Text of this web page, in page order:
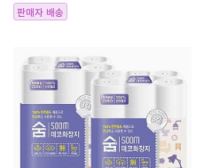
판매자 배송